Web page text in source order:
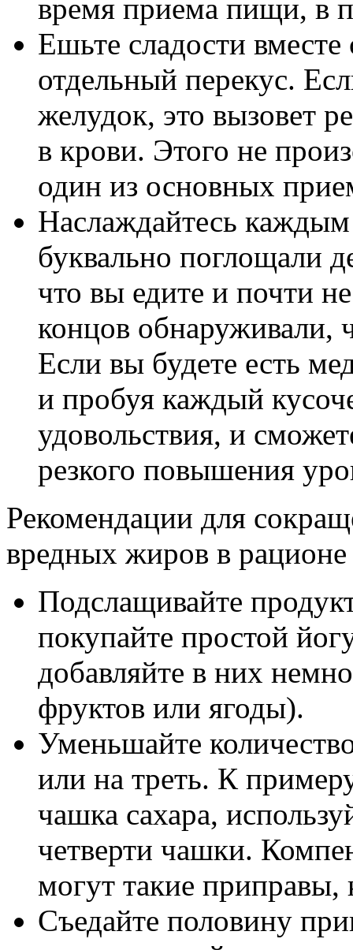
время приема пищи, в
Ешьте сладости
отдельный перекус.
желудок, это вызовет
в крови. Этого не
один из основных
Наслаждайтесь
буквально поглощали
что вы едите и почти
концов обнаруживали,
Если вы будете есть
и пробуя каждый
удовольствия, и
резкого повышения
Рекомендации для
вредных жиров в рационе
Подслащивайте
покупайте простой
добавляйте в них
фруктов или ягоды).
Уменьшайте
или на треть. К
чашка сахара,
четверти чашки.
могут такие приправы,
Съедайте половину